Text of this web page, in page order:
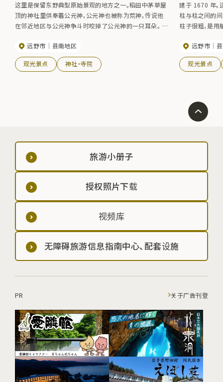
这里是保留东野典型原始景观的地方之一。稻田中茅草屋
顶的神社里供奉着公元神，公元神也被称为荒神，传说他
在邻近地区与公元神争斗时咬掉了公元神的一只耳朵。 神
色稻穗和冬天的洁白积雪都与神社相映成趣。
远野市 县南地区
观光景点 神社・寺院
建于 1670 年。
柱与柱之间的
柱子很粗，是用
附近还有一个
（供奉图）。
远野市
观光景点
旅游小册子
授权照片下载
视频库
无障碍旅游信息指南中心、配套设施
PR 关于广告刊登